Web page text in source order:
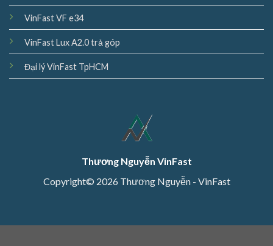
VinFast VF e34
VinFast Lux A2.0 trả góp
Đại lý VinFast TpHCM
Thương Nguyễn VinFast
Copyright© 2026 Thương Nguyễn - VinFast